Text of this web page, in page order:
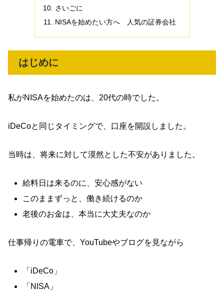
さいごに
NISAを始めたい方へ 人気の証券会社
はじめに
私がNISAを始めたのは、20代の時でした。
iDeCoと同じタイミングで、口座を開設しました。
当時は、将来に対して漠然とした不安がありました。
給料日は来るのに、安心感がない
このままずっと、働き続けるのか
老後のお金は、本当に大丈夫なのか
仕事帰りの電車で、YouTubeやブログを見ながら
「iDeCo」
「NISA」